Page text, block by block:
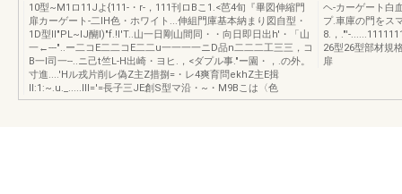
10型~M1ロ11Jよ{111-・r-，111刊ロBこ1.<芭4旬『畢図伸縮門
扉カーゲート-二IH色・ホワイト...伸組門庫基本納まり図自型・
1D型II"PL~IJ醐l)"f.!l'T..山一日剛山間同・・向日即日出h'・「山
一←---"..ー二コE二二コE二二u一一一一ニD品n二二二工三三，コ
B一l司一--..ニ己t竺L-H出崎・ヨヒ.，<ダプル事."ー園・，.の外。
寸進....'Hル戎片削レ偽Z主Z措捌=・レ4爽育問ekhZ主E揖
ll:1:~.u._.....lll='=長子三JE創S型マ沿・~・M9Bこは〈色
ヘ-カーゲート白
プ.車庫の門をス
8.，."'-
26型26型部材規
扉